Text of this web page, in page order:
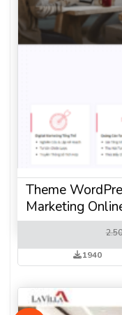
Theme
Marketing
1940